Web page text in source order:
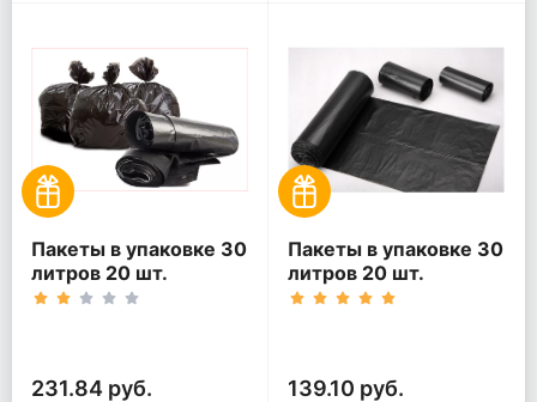
Пакеты в упаковке 30
литров 20 шт.
(20шт*5рул)
231.84 руб.
Пакеты в упаковке 30
литров 20 шт.
(20шт*3рул)
139.10 руб.